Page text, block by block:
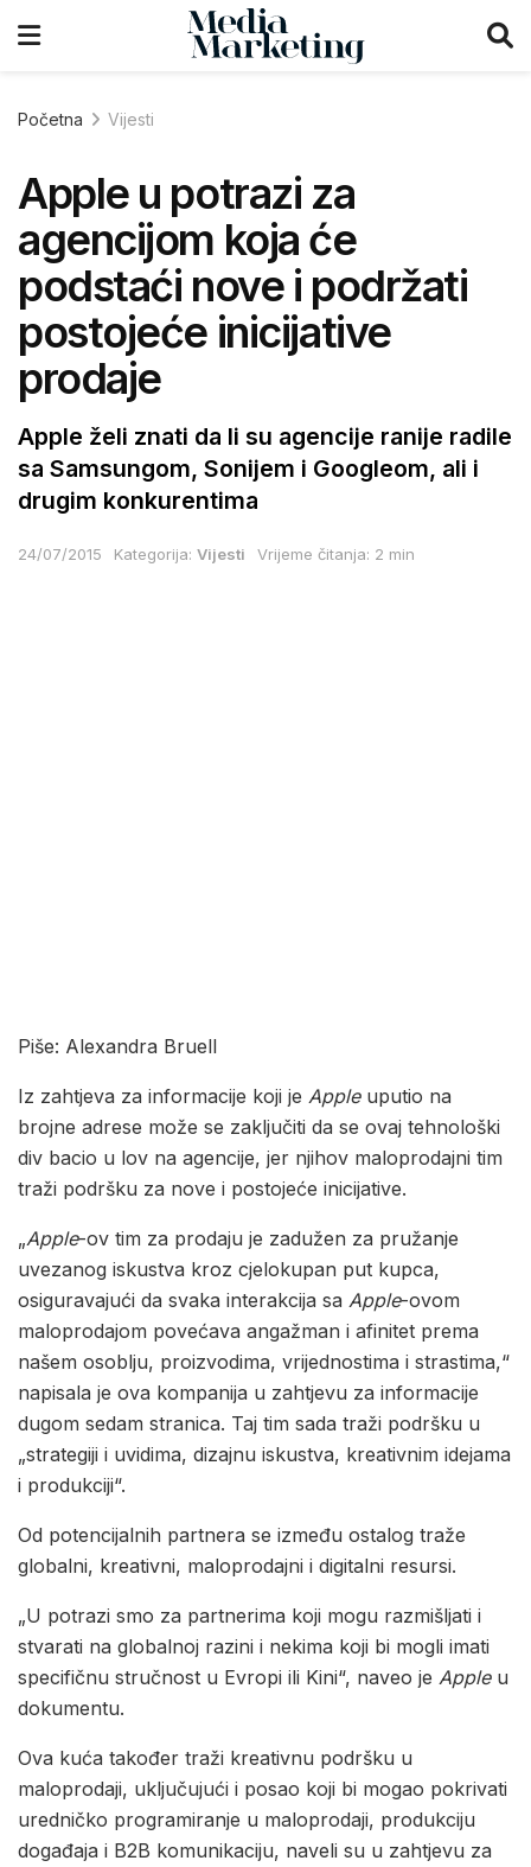
Početna Vijesti
Apple u potrazi za
agencijom koja će
podstaći nove i podržati
postojeće inicijative
prodaje
Apple želi znati da li su agencije ranije radile
sa Samsungom, Sonijem i Googleom, ali i
drugim konkurentima
24/07/2015 Kategorija: Vijesti Vrijeme čitanja: 2 min
Piše: Alexandra Bruell
Iz zahtjeva za informacije koji je Appleuputio na
brojne adrese može se zaključiti da se ovaj tehnološki
div bacio u lov na agencije, jer njihov maloprodajni tim
traži podršku za nove i postojeće inicijative.
„Apple-ov tim za prodaju je zadužen za pružanje
uvezanog iskustva kroz cjelokupan put kupca,
osiguravajući da svaka interakcija sa Apple-ovom
maloprodajom povećava angažman i afinitet prema
našem osoblju, proizvodima, vrijednostima i strastima,“
napisala je ova kompanija u zahtjevu za informacije
dugom sedam stranica. Taj tim sada traži podršku u
„strategiji i uvidima, dizajnu iskustva, kreativnim idejama
i produkciji“.
Od potencijalnih partnera se između ostalog traže
globalni, kreativni, maloprodajni i digitalni resursi.
„U potrazi smo za partnerima koji mogu razmišljati i
stvarati na globalnoj razini i nekima koji bi mogli imati
specifičnu stručnost u Evropi ili Kini“, naveo je Appleu
dokumentu.
Ova kuća također traži kreativnu podršku u
maloprodaji, uključujući i posao koji bi mogao pokrivati
uredničko programiranje u maloprodaji, produkciju
događaja i B2B komunikaciju, naveli su u zahtjevu za